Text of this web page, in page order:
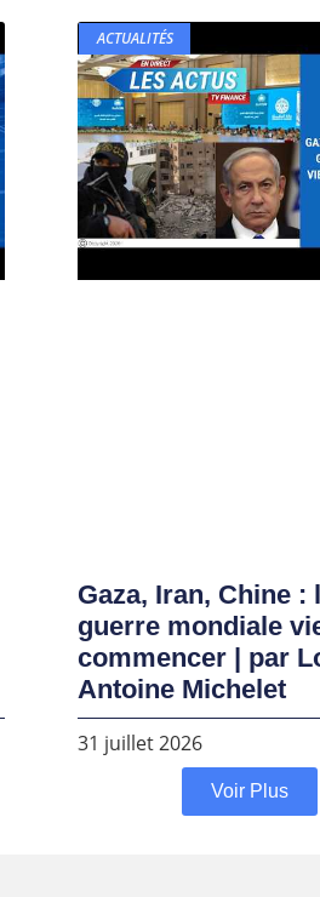
ACTUALITÉS
Gaza, Iran, Chine :
guerre mondiale
commencer | par
Antoine Michelet
31 juillet 2026
Voir Plus